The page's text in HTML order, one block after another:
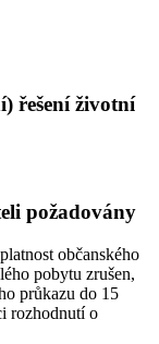
řešení životní
požadovány
občanského
pobytu zrušen,
průkazu do 15
rozhodnutí o